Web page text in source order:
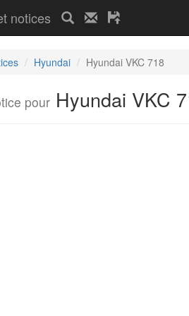
notices
Hyundai Hyundai VKC 718
pour Hyundai VKC